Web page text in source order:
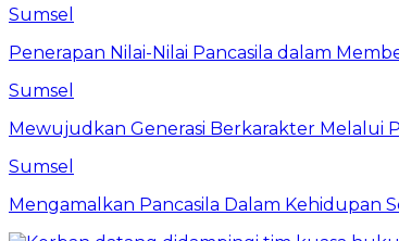
Sumsel
Penerapan Nilai-Nilai Pancasila dalam
Sumsel
Mewujudkan Generasi Berkarakter Melalui
Sumsel
Mengamalkan Pancasila Dalam Kehidupan